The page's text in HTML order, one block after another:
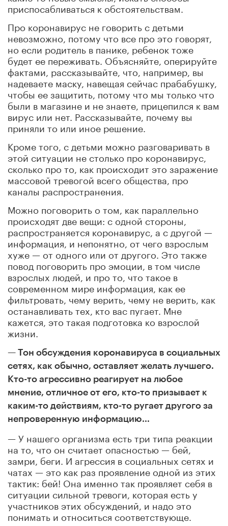
приспосабливаться к обстоятельствам.
Про коронавирус не говорить с детьми
невозможно, потому что все про это говорят,
но если родитель в панике, ребенок тоже
будет ее переживать. Объясняйте, оперируйте
фактами, рассказывайте, что, например, вы
надеваете маску, навещая сейчас прабабушку,
чтобы ее защитить, потому что мы только что
были в магазине и не знаете, прицепился к вам
вирус или нет. Рассказывайте, почему вы
приняли то или иное решение.
Кроме того, с детьми можно разговаривать в
этой ситуации не столько про коронавирус,
сколько про то, как происходит это заражение
массовой тревогой всего общества, про
каналы распространения.
Можно поговорить о том, как параллельно
происходят две вещи: с одной стороны,
распространяется коронавирус, а с другой —
информация, и непонятно, от чего взрослым
хуже — от одного или от другого. Это также
повод поговорить про эмоции, в том числе
взрослых людей, и про то, что такое в
современном мире информация, как ее
фильтровать, чему верить, чему не верить, как
останавливать тех, кто вас пугает. Мне
кажется, это такая подготовка ко взрослой
жизни.
— Тон обсуждения коронавируса в социальных
сетях, как обычно, оставляет желать лучшего.
Кто-то агрессивно реагирует на любое
мнение, отличное от его, кто-то призывает к
каким-то действиям, кто-то ругает другого за
непроверенную информацию…
— У нашего организма есть три типа реакции
на то, что он считает опасностью — бей,
замри, беги. И агрессия в социальных сетях и
чатах — это как раз проявление одной из этих
тактик: бей! Она именно так проявляет себя в
ситуации сильной тревоги, которая есть у
участников этих обсуждений, и надо это
понимать и относиться соответствующе.